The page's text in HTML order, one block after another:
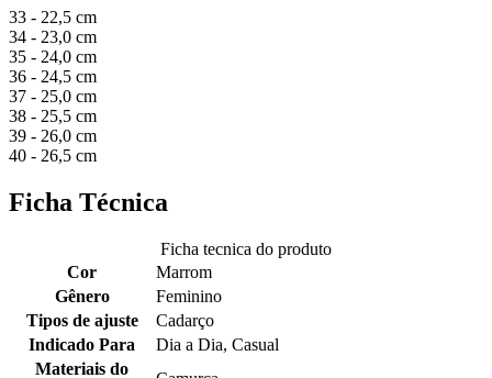
33 - 22,5 cm
34 - 23,0 cm
35 - 24,0 cm
36 - 24,5 cm
37 - 25,0 cm
38 - 25,5 cm
39 - 26,0 cm
40 - 26,5 cm
Ficha Técnica
Ficha tecnica do produto
Cor
Marrom
Gênero
Feminino
Tipos de ajuste
Cadarço
Indicado Para
Dia a Dia, Casual
Materiais do